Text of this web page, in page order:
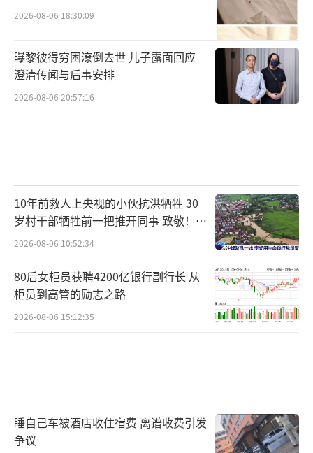
2）
2026-08-06 18:30:09
曝黎彼得穷困潦倒去世 儿子露面回应
澄清传闻与后事安排
2026-08-06 20:57:16
10年前救人上央视的小伙抗洪牺牲 30
岁村干部牺牲前一把推开同事 致敬！送
别！
2026-08-06 10:52:34
80后女柜员获聘4200亿银行副行长 从
柜员到高管的励志之路
2026-08-06 15:12:35
睡自己车被酒店收住宿费 离谱收费引发
争议